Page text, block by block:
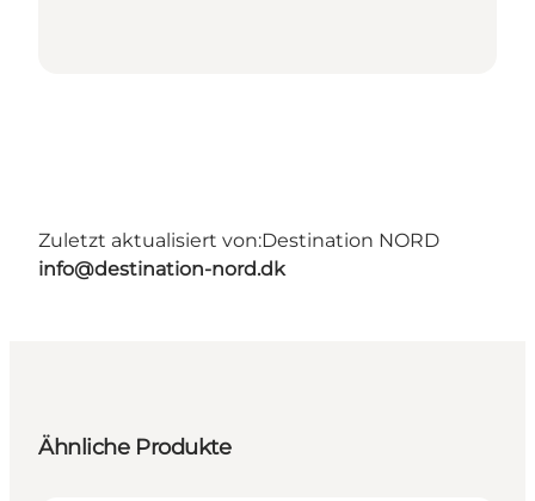
Zuletzt aktualisiert von:Destination NORD
info@destination-nord.dk
Ähnliche Produkte